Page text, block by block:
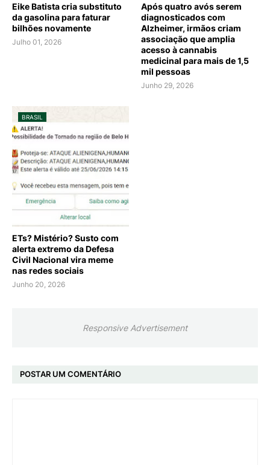
Eike Batista cria substituto
da gasolina para faturar
bilhões novamente
Julho 01, 2026
Após quatro avós serem
diagnosticados com
Alzheimer, irmãos criam
associação que amplia
acesso à cannabis
medicinal para mais de 1,5
mil pessoas
Junho 29, 2026
BRASIL
ETs? Mistério? Susto com
alerta extremo da Defesa
Civil Nacional vira meme
nas redes sociais
Junho 20, 2026
Responsive Advertisement
POSTAR UM COMENTÁRIO